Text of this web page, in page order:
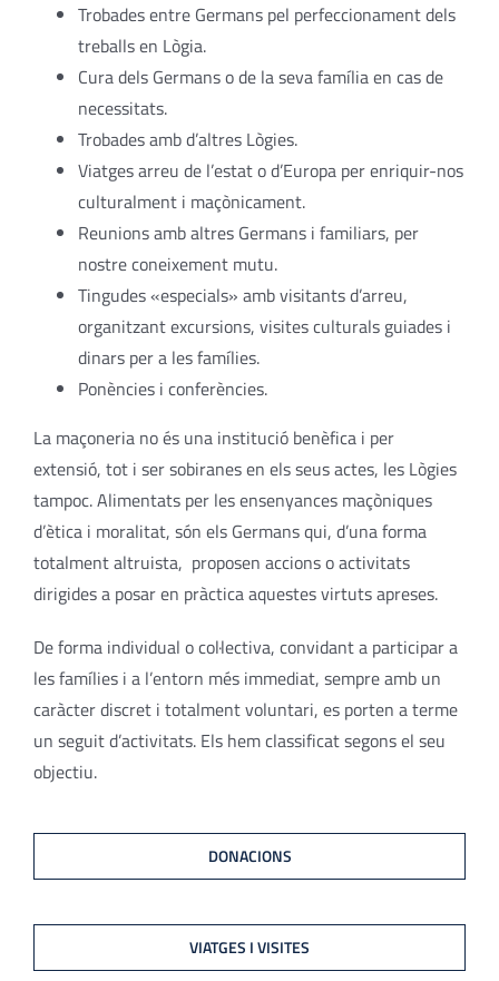
Trobades entre Germans pel perfeccionament dels
treballs en Lògia.
Cura dels Germans o de la seva família en cas de
necessitats.
Trobades amb d’altres Lògies.
Viatges arreu de l’estat o d’Europa per enriquir-nos
culturalment i maçònicament.
Reunions amb altres Germans i familiars, per
nostre coneixement mutu.
Tingudes «especials» amb visitants d’arreu,
organitzant excursions, visites culturals guiades i
dinars per a les famílies.
Ponències i conferències.
La maçoneria no és una institució benèfica i per
extensió, tot i ser sobiranes en els seus actes, les Lògies
tampoc. Alimentats per les ensenyances maçòniques
d’ètica i moralitat, són els Germans qui, d’una forma
totalment altruista, proposen accions o activitats
dirigides a posar en pràctica aquestes virtuts apreses.
De forma individual o col·lectiva, convidant a participar a
les famílies i a l’entorn més immediat, sempre amb un
caràcter discret i totalment voluntari, es porten a terme
un seguit d’activitats. Els hem classificat segons el seu
objectiu.
DONACIONS
VIATGES I VISITES